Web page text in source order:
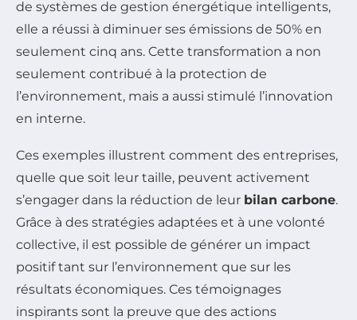
de systèmes de gestion énergétique intelligents,
elle a réussi à diminuer ses émissions de 50% en
seulement cinq ans. Cette transformation a non
seulement contribué à la protection de
l’environnement, mais a aussi stimulé l’innovation
en interne.
Ces exemples illustrent comment des entreprises,
quelle que soit leur taille, peuvent activement
s’engager dans la réduction de leur bilan carbone.
Grâce à des stratégies adaptées et à une volonté
collective, il est possible de générer un impact
positif tant sur l’environnement que sur les
résultats économiques. Ces témoignages
inspirants sont la preuve que des actions